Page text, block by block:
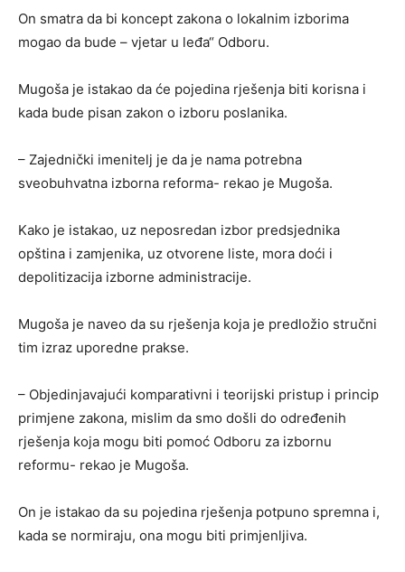
On smatra da bi koncept zakona o lokalnim izborima
mogao da bude – vjetar u leđa“ Odboru.
Mugoša je istakao da će pojedina rješenja biti korisna i
kada bude pisan zakon o izboru poslanika.
– Zajednički imenitelj je da je nama potrebna
sveobuhvatna izborna reforma- rekao je Mugoša.
Kako je istakao, uz neposredan izbor predsjednika
opština i zamjenika, uz otvorene liste, mora doći i
depolitizacija izborne administracije.
Mugoša je naveo da su rješenja koja je predložio stručni
tim izraz uporedne prakse.
– Objedinjavajući komparativni i teorijski pristup i princip
primjene zakona, mislim da smo došli do određenih
rješenja koja mogu biti pomoć Odboru za izbornu
reformu- rekao je Mugoša.
On je istakao da su pojedina rješenja potpuno spremna i,
kada se normiraju, ona mogu biti primjenljiva.